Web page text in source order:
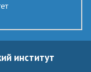
институт